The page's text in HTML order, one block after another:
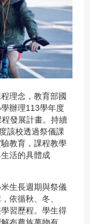
理念，教育部國
辦理113學年度
程發展計畫。持續
該校透過祭儀課
教育，課程教學
活的具體成
生長週期與祭儀
依循秋、冬、
習歷程。學生得